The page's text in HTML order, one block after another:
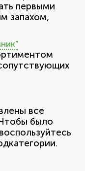
первыми
запахом,
все
было